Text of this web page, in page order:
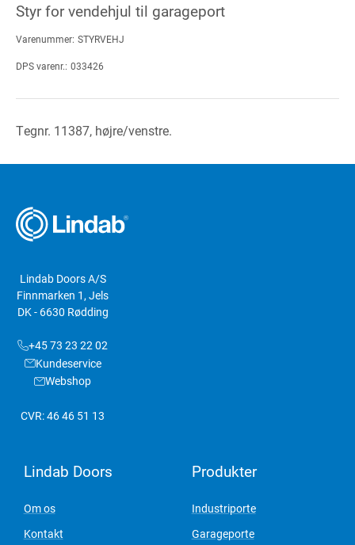
Styr for vendehjul til garageport
Varenummer: STYRVEHJ
DPS varenr.: 033426
Tegnr. 11387, højre/venstre.
Lindab Doors A/S
Finnmarken 1, Jels
DK - 6630 Rødding
+45 73 23 22 02
Kundeservice
Webshop
CVR: 46 46 51 13
Lindab Doors
Om os
Kontakt
Produkter
Industriporte
Garageporte